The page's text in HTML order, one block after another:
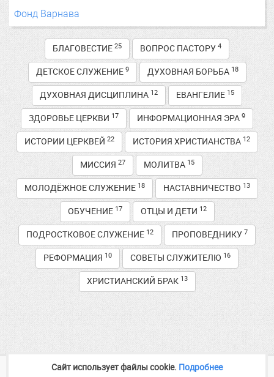
Фонд Варнава
БЛАГОВЕСТИЕ 25 ВОПРОС ПАСТОРУ 4
ДЕТСКОЕ СЛУЖЕНИЕ 9 ДУХОВНАЯ БОРЬБА 18
ДУХОВНАЯ ДИСЦИПЛИНА 12 ЕВАНГЕЛИЕ 15
ЗДОРОВЬЕ ЦЕРКВИ 17 ИНФОРМАЦИОННАЯ ЭРА 9
ИСТОРИИ ЦЕРКВЕЙ 22 ИСТОРИЯ ХРИСТИАНСТВА 12
МИССИЯ 27 МОЛИТВА 15
МОЛОДЁЖНОЕ СЛУЖЕНИЕ 18 НАСТАВНИЧЕСТВО 13
ОБУЧЕНИЕ 17 ОТЦЫ И ДЕТИ 12
ПОДРОСТКОВОЕ СЛУЖЕНИЕ 12 ПРОПОВЕДНИКУ 7
РЕФОРМАЦИЯ 10 СОВЕТЫ СЛУЖИТЕЛЮ 16
ХРИСТИАНСКИЙ БРАК 13
2014—2026 Медиа служениеbaptist-volga.ru
Сайт использует файлы cookie. Подробнее